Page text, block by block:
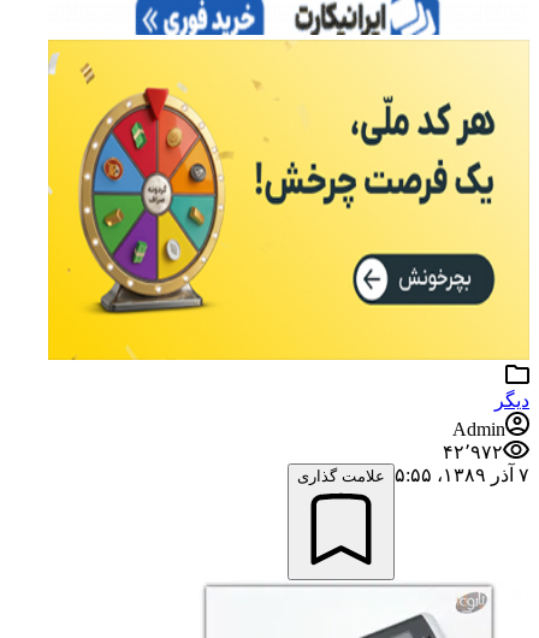
دیگر
Admin
۴۲٬۹۷۲
۷ آذر ۱۳۸۹،‏ ۵:۵۵
علامت گذاری